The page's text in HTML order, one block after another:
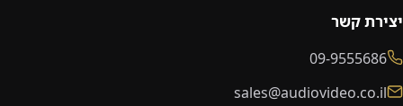
יצירת קשר
09-9555686
sales@audiovideo.co.il